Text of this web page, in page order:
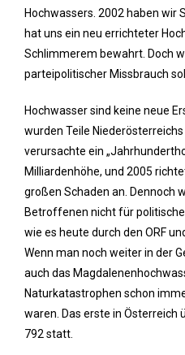
Hochwassers. 2002 haben wir
hat uns ein neu errichteter
Schlimmerem bewahrt. Doch
parteipolitischer Missbrauch
Hochwasser sind keine neue
wurden Teile
verursachte ein
Milliardenhöhe, und 2005
großen Schaden an. Dennoch
Betroffenen nicht für
wie es heute durch den ORF
Wenn man noch weiter in der
auch das
Naturkatastrophen schon
waren. Das erste in Österreich
792 statt.